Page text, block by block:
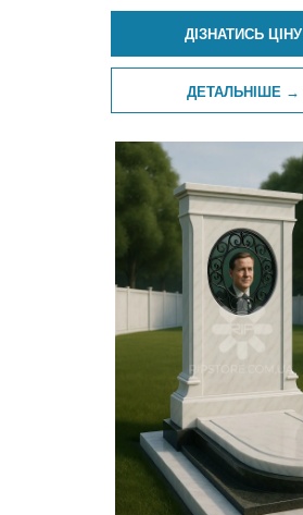
ДІЗНАТИСЬ ЦІНУ
ДЕТАЛЬНІШЕ →